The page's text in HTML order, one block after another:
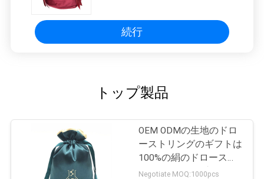
続行
トップ製品
OEM ODMの生地のドロ
ーストリングのギフトは
100%の絹のドロースト
リング袋を袋に入れる
Negotiate MOQ:1000pcs